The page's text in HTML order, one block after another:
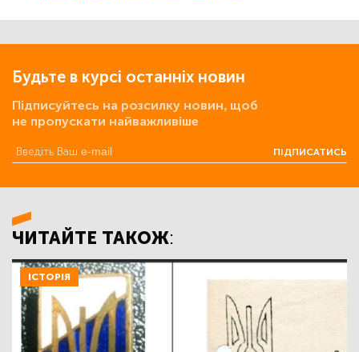
Будьте в курсі останніх новин
Підписуйтесь на розсилку новин, щоб
не пропускати найважливіше
ПІДПИСАТИСЬ
ЧИТАЙТЕ ТАКОЖ:
ІСТОРІЯ